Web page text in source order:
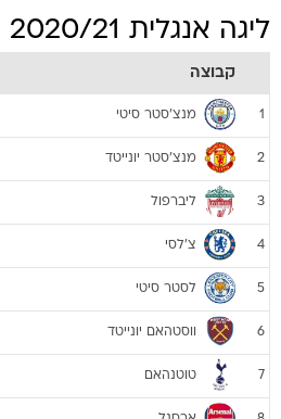
ליגה אנגלית 2020/21
קבוצה
1 מנצ'סטר סיטי
2 מנצ'סטר יונייטד
3 ליברפול
4 צ'לסי
5 לסטר סיטי
6 ווסטהאם יונייטד
7 טוטנהאם